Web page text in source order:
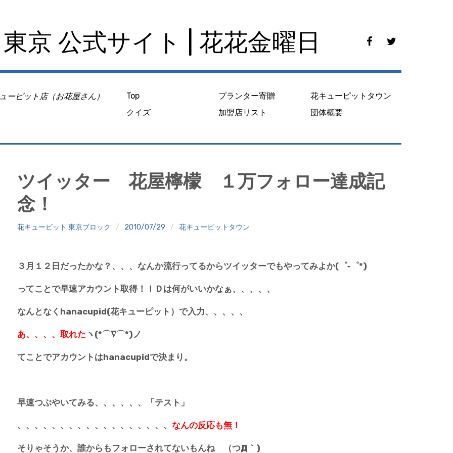
京 公式サイト | 花花金曜日
e
o
o
t
ーピット店（お花屋さん）
Top
クイズ
プランター寄贈
加盟店リスト
花キューピットタウン
団体概要
ツイッター 花屋檸檬 １万フォロー達成記
念！
花キューピット 東京ブロック 2010/07/29 花キューピットタウン
３月１２日だったかな？、、、なんか流行ってるからツイッターでもやってみよか(゜‐゜*)
ってことで早速アカウント取得！ＩＤは何がいいかなぁ、、、、、
なんとなくhanacupid(花キューピット）で入力、、、、、
あ、、、、取れた ヽ(*⌒∇⌒*)ノ
てことでアカウントはhanacupidで決まり。
早速つぶやいてみる、、、、、、「テスト」
、、、、、、、、、、、、、、、、、、なんの反応も無！
そりゃそうか、誰からもフォローされてないもんね （つД｀)